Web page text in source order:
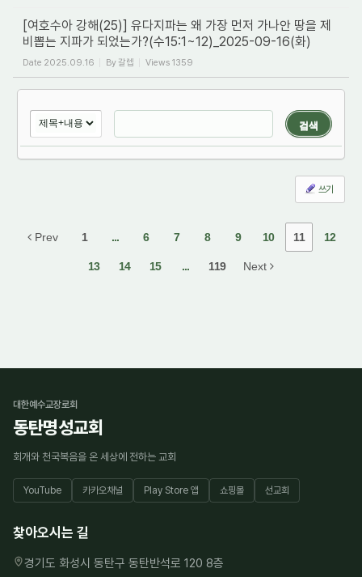
[여호수아 강해(25)] 유다지파는 왜 가장 먼저 가나안 땅을 제
비뽑는 지파가 되었는가?(수15:1~12)_2025-09-16(화)
Date 2025.09.16 By갈렙 Views 1359
검색
쓰기
Prev 1 ... 6 7 8 9 10 11 12
13 14 15 ... 119 Next
대한예수교장로회
동탄명성교회
회개와 천국복음을 온 세상에 전하는 교회
YouTube 카카오채널 Play Store 앱 쇼핑몰 선교회
찾아오시는 길
경기도 화성시 동탄구 동탄반석로 120 8층